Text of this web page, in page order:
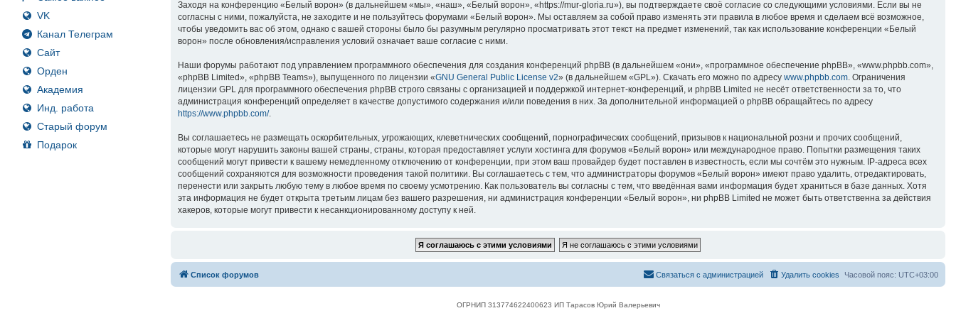
VK
Канал Телеграм
Сайт
Орден
Академия
Инд. работа
Старый форум
Подарок
Заходя на конференцию «Белый ворон» (в дальнейшем «мы», «наш», «Белый ворон», «https://mur-gloria.ru»), вы подтверждаете своё согласие со следующими условиями. Если вы не
согласны с ними, пожалуйста, не заходите и не пользуйтесь форумами «Белый ворон». Мы оставляем за собой право изменять эти правила в любое время и сделаем всё возможное,
чтобы уведомить вас об этом, однако с вашей стороны было бы разумным регулярно просматривать этот текст на предмет изменений, так как использование конференции «Белый
ворон» после обновления/исправления условий означает ваше согласие с ними.
Наши форумы работают под управлением программного обеспечения для создания конференций phpBB (в дальнейшем «они», «программное обеспечение phpBB», «www.phpbb.com»,
«phpBB Limited», «phpBB Teams»), выпущенного по лицензии «GNU General Public License v2» (в дальнейшем «GPL»). Скачать его можно по адресуwww.phpbb.com. Ограничения
лицензии GPL для программного обеспечения phpBB строго связаны с организацией и поддержкой интернет-конференций, и phpBB Limited не несёт ответственности за то, что
администрация конференций определяет в качестве допустимого содержания и/или поведения в них. За дополнительной информацией о phpBB обращайтесь по адресу
https://www.phpbb.com/.
Вы соглашаетесь не размещать оскорбительных, угрожающих, клеветнических сообщений, порнографических сообщений, призывов к национальной розни и прочих сообщений,
которые могут нарушить законы вашей страны, страны, которая предоставляет услуги хостинга для форумов «Белый ворон» или международное право. Попытки размещения таких
сообщений могут привести к вашему немедленному отключению от конференции, при этом ваш провайдер будет поставлен в известность, если мы сочтём это нужным. IP-адреса всех
сообщений сохраняются для возможности проведения такой политики. Вы соглашаетесь с тем, что администраторы форумов «Белый ворон» имеют право удалить, отредактировать,
перенести или закрыть любую тему в любое время по своему усмотрению. Как пользователь вы согласны с тем, что введённая вами информация будет храниться в базе данных. Хотя
эта информация не будет открыта третьим лицам без вашего разрешения, ни администрация конференции «Белый ворон», ни phpBB Limited не может быть ответственна за действия
хакеров, которые могут привести к несанкционированному доступу к ней.
Список форумов Часовой пояс: UTC+03:00
Удалить cookies
Связаться с администрацией
ОГРНИП 313774622400623 ИП Тарасов Юрий Валерьевич